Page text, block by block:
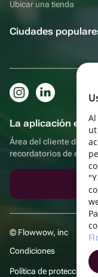
Ubicar una tienda
Ciudades
La aplicación es
Área del cliente del
recordatorios de
© Flowwow, inc
Condiciones
Política de protección y